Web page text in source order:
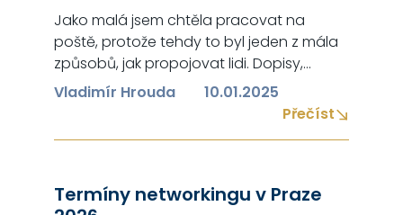
Jako malá jsem chtěla pracovat na
poště, protože tehdy to byl jeden z mála
způsobů, jak propojovat lidi. Dopisy,
telegramy, hovory v budce na poště – to
vše mě fascinovalo. Život, jak to má ve
Západočeské…
Vladimír Hrouda
10.01.2025
Přečíst
Termíny networkingu v Praze